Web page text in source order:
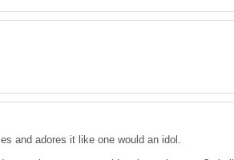
and adores it like one would an idol.